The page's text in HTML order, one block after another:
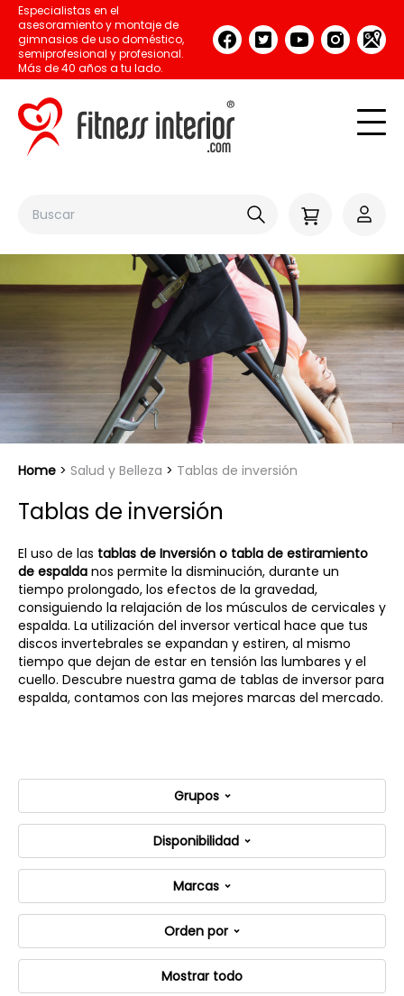
Especialistas en el
asesoramiento y montaje de
gimnasios de uso doméstico,
semiprofesional y profesional.
Más de 40 años a tu lado.
Home Salud y Belleza Tablas de inversión
Tablas de inversión
El uso de las tablas de Inversión o tabla de estiramiento
de espalda nos permite la disminución, durante un
tiempo prolongado, los efectos de la gravedad,
consiguiendo la relajación de los músculos de cervicales y
espalda. La utilización del inversor vertical hace que tus
discos invertebrales se expandan y estiren, al mismo
tiempo que dejan de estar en tensión las lumbares y el
cuello. Descubre nuestra gama de tablas de inversor para
espalda, contamos con las mejores marcas del mercado.
Grupos
Disponibilidad
Marcas
Orden por
Mostrar todo